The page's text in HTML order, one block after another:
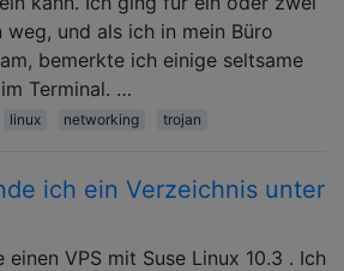
weg, und als ich in mein Büro
bemerkte ich einige seltsame
Terminal. …
linux networking trojan
ich ein Verzeichnis unter
einen VPS mit Suse Linux 10.3 . Ich